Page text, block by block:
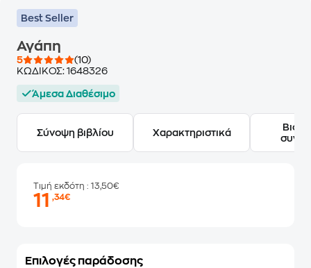
Best Seller
Αγάπη
5
(10)
ΚΩΔΙΚΟΣ: 1648326
Άμεσα Διαθέσιμο
Σύνοψη βιβλίου Χαρακτηριστικά
Τιμή εκδότη : 13,50€
11,34€
Επιλογές παράδοσης